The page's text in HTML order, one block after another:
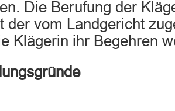
Die Berufung der
der vom Landgericht
Klägerin ihr Begehren